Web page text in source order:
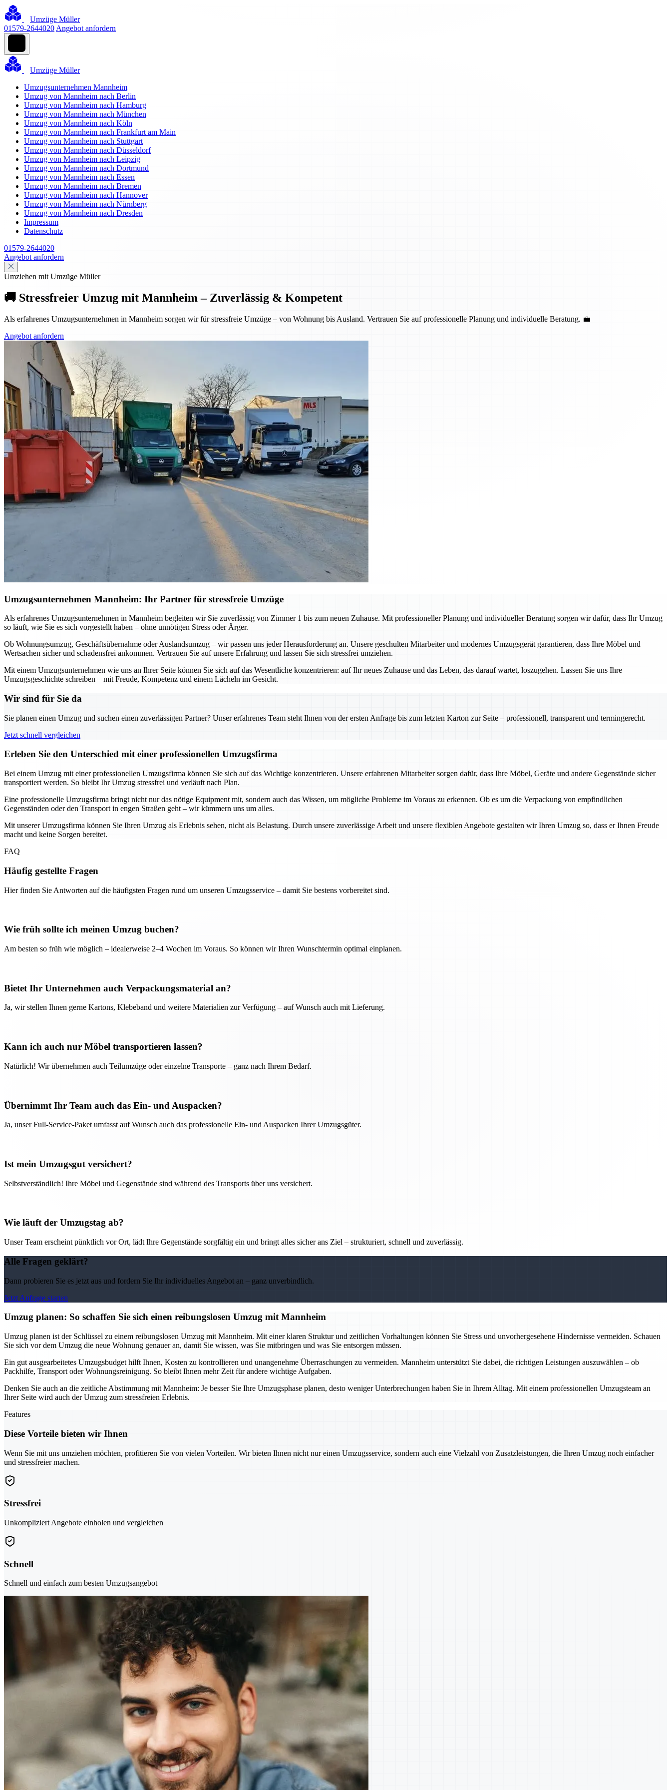
Umzüge Müller
01579-2644020 Angebot anfordern
Umzüge Müller
Umzugsunternehmen Mannheim
Umzug von Mannheim nach Berlin
Umzug von Mannheim nach Hamburg
Umzug von Mannheim nach München
Umzug von Mannheim nach Köln
Umzug von Mannheim nach Frankfurt am Main
Umzug von Mannheim nach Stuttgart
Umzug von Mannheim nach Düsseldorf
Umzug von Mannheim nach Leipzig
Umzug von Mannheim nach Dortmund
Umzug von Mannheim nach Essen
Umzug von Mannheim nach Bremen
Umzug von Mannheim nach Hannover
Umzug von Mannheim nach Nürnberg
Umzug von Mannheim nach Dresden
Impressum
Datenschutz
01579-2644020
Angebot anfordern
Umziehen mit Umzüge Müller
🚚 Stressfreier Umzug mit Mannheim – Zuverlässig & Kompetent
Als erfahrenes Umzugsunternehmen in Mannheim sorgen wir für stressfreie Umzüge – von Wohnung bis Ausland. Vertrauen Sie auf professionelle Planung und individuelle Beratung. 💼
Angebot anfordern
Umzugsunternehmen Mannheim: Ihr Partner für stressfreie Umzüge
Als erfahrenes Umzugsunternehmen in Mannheim begleiten wir Sie zuverlässig von Zimmer 1 bis zum neuen Zuhause. Mit professioneller Planung und individueller Beratung sorgen wir dafür, dass Ihr Umzug
so läuft, wie Sie es sich vorgestellt haben – ohne unnötigen Stress oder Ärger.
Ob Wohnungsumzug, Geschäftsübernahme oder Auslandsumzug – wir passen uns jeder Herausforderung an. Unsere geschulten Mitarbeiter und modernes Umzugsgerät garantieren, dass Ihre Möbel und
Wertsachen sicher und schadensfrei ankommen. Vertrauen Sie auf unsere Erfahrung und lassen Sie sich stressfrei umziehen.
Mit einem Umzugsunternehmen wie uns an Ihrer Seite können Sie sich auf das Wesentliche konzentrieren: auf Ihr neues Zuhause und das Leben, das darauf wartet, loszugehen. Lassen Sie uns Ihre
Umzugsgeschichte schreiben – mit Freude, Kompetenz und einem Lächeln im Gesicht.
Wir sind für Sie da
Sie planen einen Umzug und suchen einen zuverlässigen Partner? Unser erfahrenes Team steht Ihnen von der ersten Anfrage bis zum letzten Karton zur Seite – professionell, transparent und termingerecht.
Jetzt schnell vergleichen
Erleben Sie den Unterschied mit einer professionellen Umzugsfirma
Bei einem Umzug mit einer professionellen Umzugsfirma können Sie sich auf das Wichtige konzentrieren. Unsere erfahrenen Mitarbeiter sorgen dafür, dass Ihre Möbel, Geräte und andere Gegenstände sicher
transportiert werden. So bleibt Ihr Umzug stressfrei und verläuft nach Plan.
Eine professionelle Umzugsfirma bringt nicht nur das nötige Equipment mit, sondern auch das Wissen, um mögliche Probleme im Voraus zu erkennen. Ob es um die Verpackung von empfindlichen
Gegenständen oder den Transport in engen Straßen geht – wir kümmern uns um alles.
Mit unserer Umzugsfirma können Sie Ihren Umzug als Erlebnis sehen, nicht als Belastung. Durch unsere zuverlässige Arbeit und unsere flexiblen Angebote gestalten wir Ihren Umzug so, dass er Ihnen Freude
macht und keine Sorgen bereitet.
FAQ
Häufig gestellte Fragen
Hier finden Sie Antworten auf die häufigsten Fragen rund um unseren Umzugsservice – damit Sie bestens vorbereitet sind.
Wie früh sollte ich meinen Umzug buchen?
Am besten so früh wie möglich – idealerweise 2–4 Wochen im Voraus. So können wir Ihren Wunschtermin optimal einplanen.
Bietet Ihr Unternehmen auch Verpackungsmaterial an?
Ja, wir stellen Ihnen gerne Kartons, Klebeband und weitere Materialien zur Verfügung – auf Wunsch auch mit Lieferung.
Kann ich auch nur Möbel transportieren lassen?
Natürlich! Wir übernehmen auch Teilumzüge oder einzelne Transporte – ganz nach Ihrem Bedarf.
Übernimmt Ihr Team auch das Ein- und Auspacken?
Ja, unser Full-Service-Paket umfasst auf Wunsch auch das professionelle Ein- und Auspacken Ihrer Umzugsgüter.
Ist mein Umzugsgut versichert?
Selbstverständlich! Ihre Möbel und Gegenstände sind während des Transports über uns versichert.
Wie läuft der Umzugstag ab?
Unser Team erscheint pünktlich vor Ort, lädt Ihre Gegenstände sorgfältig ein und bringt alles sicher ans Ziel – strukturiert, schnell und zuverlässig.
Alle Fragen geklärt?
Dann probieren Sie es jetzt aus und fordern Sie Ihr individuelles Angebot an – ganz unverbindlich.
Jetzt Anfrage starten
Umzug planen: So schaffen Sie sich einen reibungslosen Umzug mit Mannheim
Umzug planen ist der Schlüssel zu einem reibungslosen Umzug mit Mannheim. Mit einer klaren Struktur und zeitlichen Vorhaltungen können Sie Stress und unvorhergesehene Hindernisse vermeiden. Schauen
Sie sich vor dem Umzug die neue Wohnung genauer an, damit Sie wissen, was Sie mitbringen und was Sie entsorgen müssen.
Ein gut ausgearbeitetes Umzugsbudget hilft Ihnen, Kosten zu kontrollieren und unangenehme Überraschungen zu vermeiden. Mannheim unterstützt Sie dabei, die richtigen Leistungen auszuwählen – ob
Packhilfe, Transport oder Wohnungsreinigung. So bleibt Ihnen mehr Zeit für andere wichtige Aufgaben.
Denken Sie auch an die zeitliche Abstimmung mit Mannheim: Je besser Sie Ihre Umzugsphase planen, desto weniger Unterbrechungen haben Sie in Ihrem Alltag. Mit einem professionellen Umzugsteam an
Ihrer Seite wird auch der Umzug zum stressfreien Erlebnis.
Features
Diese Vorteile bieten wir Ihnen
Wenn Sie mit uns umziehen möchten, profitieren Sie von vielen Vorteilen. Wir bieten Ihnen nicht nur einen Umzugsservice, sondern auch eine Vielzahl von Zusatzleistungen, die Ihren Umzug noch einfacher
und stressfreier machen.
Stressfrei
Unkompliziert Angebote einholen und vergleichen
Schnell
Schnell und einfach zum besten Umzugsangebot